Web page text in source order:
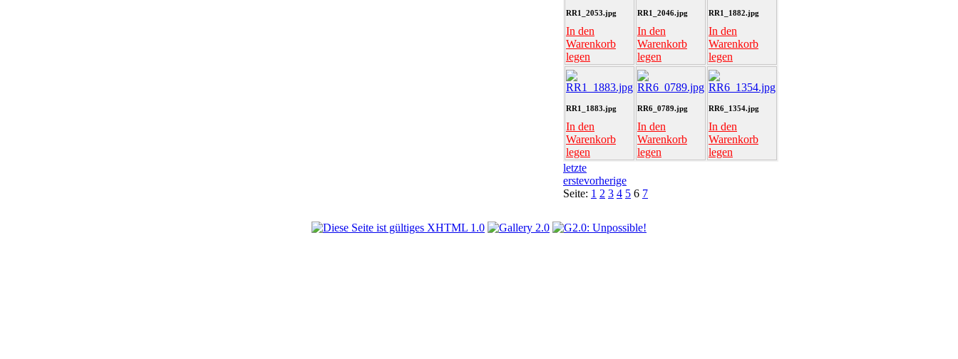
RR1_2053.jpg
In den
Warenkorb
legen
RR1_2046.jpg
In den
Warenkorb
legen
RR1_1882.jpg
In den
Warenkorb
legen
RR1_1883.jpg
In den
Warenkorb
legen
RR6_0789.jpg
In den
Warenkorb
legen
RR6_1354.jpg
In den
Warenkorb
legen
letzte
erstevorherige
Seite: 1 2 3 4 5 6 7